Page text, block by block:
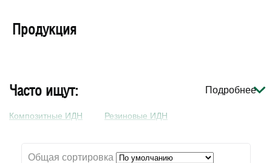
Продукция
Часто ищут: Подробнее
Композитные ИДН Резиновые ИДН
Общая сортировка